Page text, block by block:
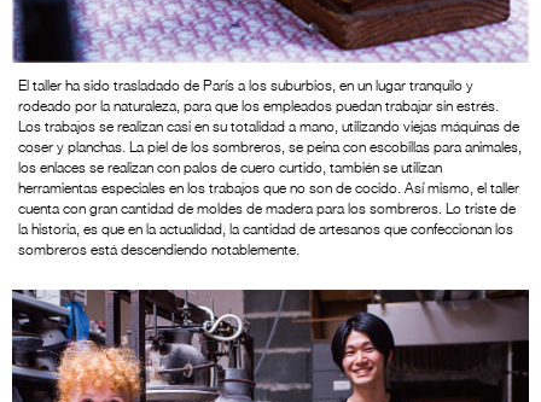
El taller ha sido trasladado de París a los suburbios, en un lugar tranquilo y
rodeado por la naturaleza, para que los empleados puedan trabajar sin estrés.
Los trabajos se realizan casi en su totalidad a mano, utilizando viejas máquinas de
coser y planchas. La piel de los sombreros, se peina con escobillas para animales,
los enlaces se realizan con palos de cuero curtido, también se utilizan
herramientas especiales en los trabajos que no son de cocido. Así mismo, el taller
cuenta con gran cantidad de moldes de madera para los sombreros. Lo triste de
la historia, es que en la actualidad, la cantidad de artesanos que confeccionan los
sombreros está descendiendo notablemente.